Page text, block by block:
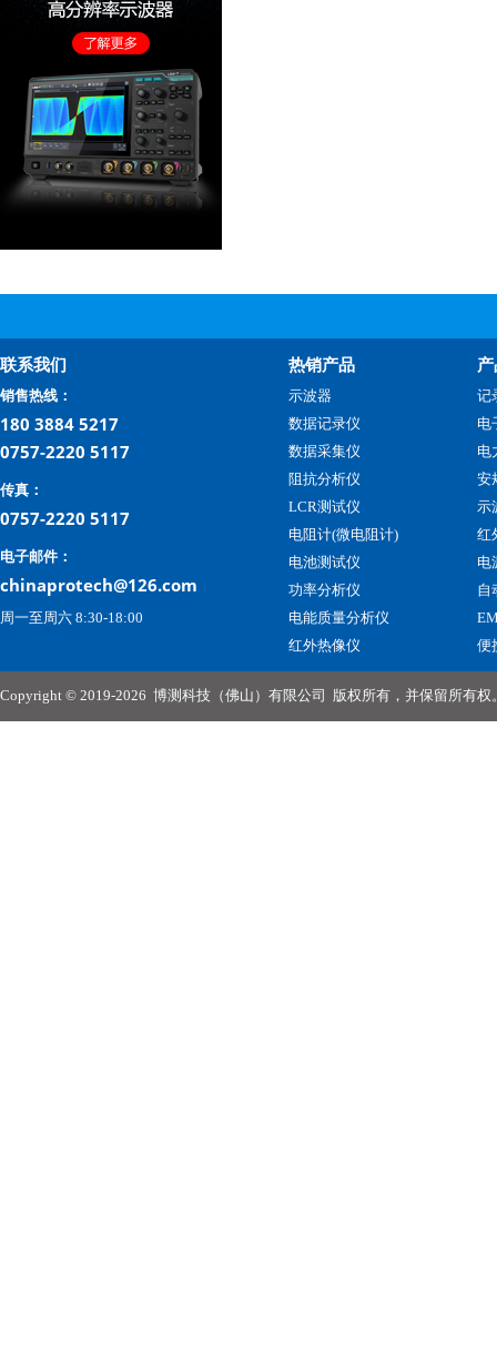
联系我们
销售热线：
180 3884 5217
0757-2220 5117
传真：
0757-2220 5117
电子邮件：
chinaprotech@126.com
周一至周六 8:30-18:00
热销产品
示波器
数据记录仪
数据采集仪
阻抗分析仪
LCR测试仪
电阻计(微电阻计)
电池测试仪
功率分析仪
电能质量分析仪
红外热像仪
记
电
电
安
示
红
电
自
便
Copyright © 2019-2026 博测科技（佛山）有限公司 版权所有，并保留所有